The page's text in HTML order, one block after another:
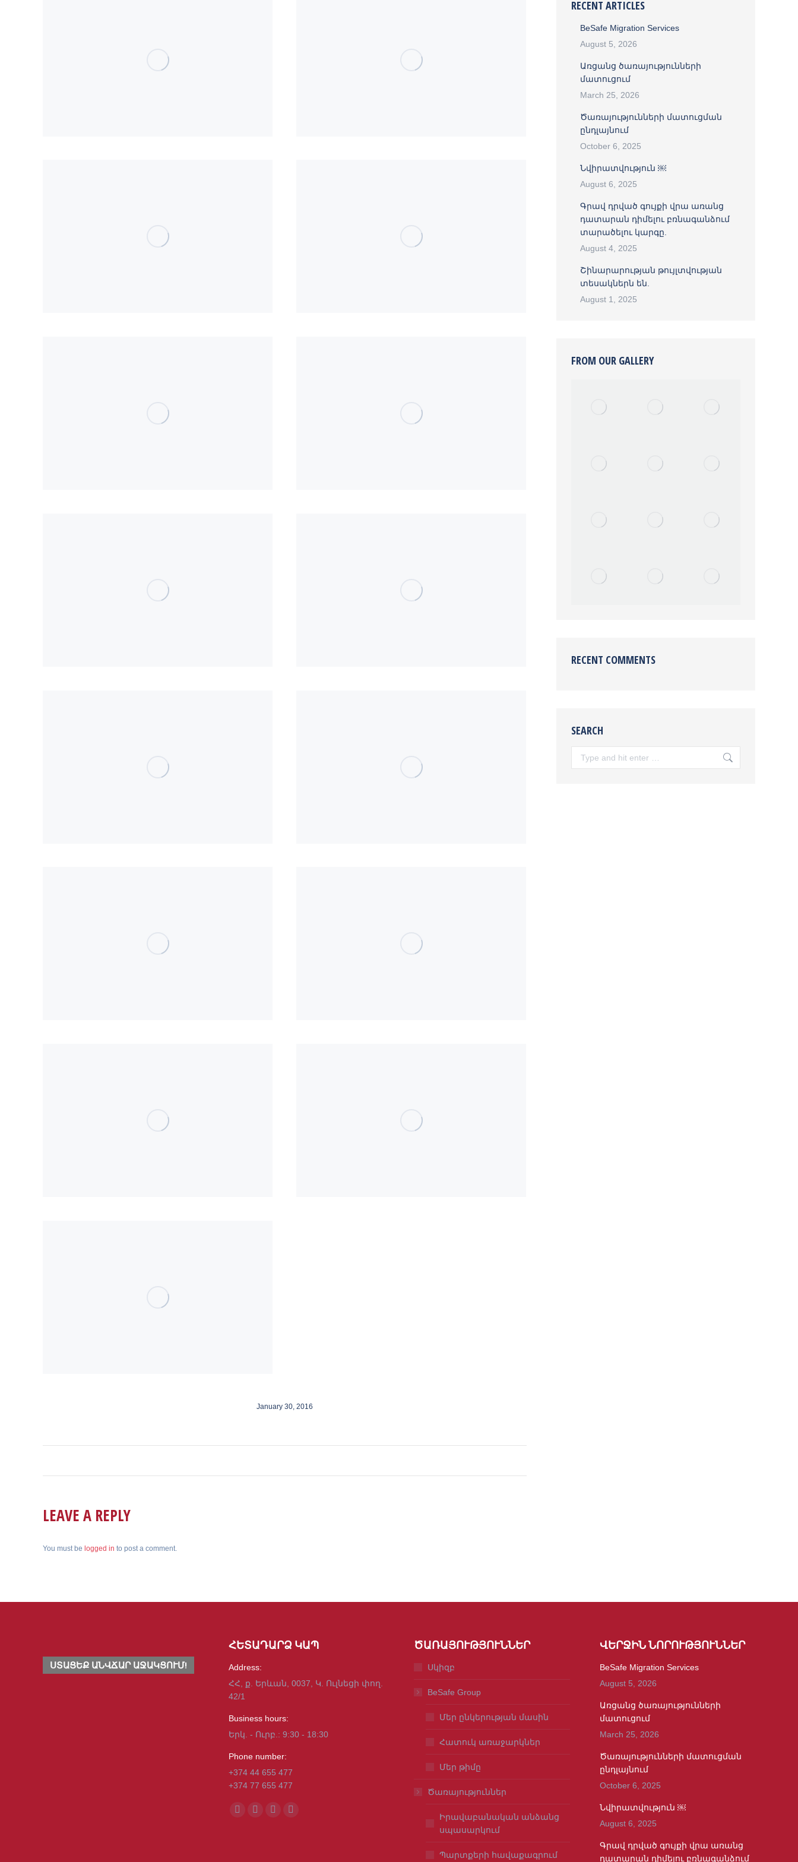
January 30, 2016
NAVIGATION
LEAVE A REPLY
You must be logged in to post a comment.
RECENT ARTICLES
BeSafe Migration Services
August 5, 2026
Առցանց ծառայությունների
մատուցում
March 25, 2026
Ծառայությունների մատուցման
ընդլայնում
October 6, 2025
Նվիրատվություն ￼
August 6, 2025
Գրավ դրված գույքի վրա առանց
դատարան դիմելու բռնագանձում
տարածելու կարգը.
August 4, 2025
Շինարարության թույլտվության
տեսակներն են.
August 1, 2025
FROM OUR GALLERY
RECENT COMMENTS
SEARCH
ՍՏԱՑԵՔ ԱՆՎՃԱՐ ԱՋԱԿՑՈՒՄ!
ՀԵՏԱԴԱՐՁ ԿԱՊ
Address:
ՀՀ, ք. Երևան, 0037, Կ. Ուլնեցի փող.
42/1
Business hours:
Երկ. - Ուրբ.: 9:30 - 18:30
Phone number:
+374 44 655 477
+374 77 655 477
Find us on:
ԾԱՌԱՅՈՒԹՅՈՒՆՆԵՐ
Սկիզբ
BeSafe Group
Մեր ընկերության մասին
Հատուկ առաջարկներ
Մեր թիմը
Ծառայություններ
Իրավաբանական անձանց
սպասարկում
Պարտքերի հավաքագրում
ՎԵՐՋԻՆ ՆՈՐՈՒԹՅՈՒՆՆԵՐ
BeSafe Migration Services
August 5, 2026
Առցանց ծառայությունների
մատուցում
March 25, 2026
Ծառայությունների մատուցման
ընդլայնում
October 6, 2025
Նվիրատվություն ￼
August 6, 2025
Գրավ դրված գույքի վրա առանց
դատարան դիմելու բռնագանձում